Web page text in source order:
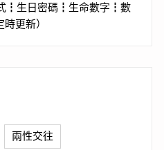
┇生日密碼┇生命數字┇數
更新）
兩性交往